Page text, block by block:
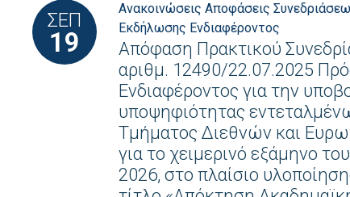
ΣΕΠ
19
Ανακοινώσεις Αποφάσεις
Εκδήλωσης Ενδιαφέροντος
Απόφαση Πρακτικού
αριθμ. 12490/22.07.2025
Ενδιαφέροντος για την
υποψηφιότητας
Τμήματος Διεθνών και
για το χειμερινό εξάμηνο
2026, στο πλαίσιο